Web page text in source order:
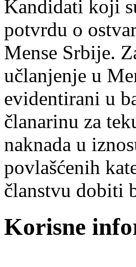
Kandidati koji
potvrdu o
Mense Srbije.
učlanjenje u
evidentirani u
članarinu za
naknada u
povlašćenih
članstvu dobiti
Korisne